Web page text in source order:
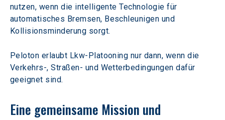
nutzen, wenn die intelligente Technologie für
automatisches Bremsen, Beschleunigen und
Kollisionsminderung sorgt.
Peloton erlaubt Lkw-Platooning nur dann, wenn die
Verkehrs-, Straßen- und Wetterbedingungen dafür
geeignet sind.
Eine gemeinsame Mission und